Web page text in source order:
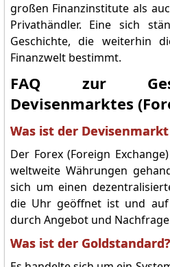
großen Finanzinstitute als
Privathändler. Eine sich
Geschichte, die weiterhin
Finanzwelt bestimmt.
FAQ zur
Devisenmarktes
Was ist der Devisenmarkt
Der Forex (Foreign
weltweite Währungen
sich um einen
die Uhr geöffnet ist und auf
durch Angebot und
Was ist der Goldstandard?